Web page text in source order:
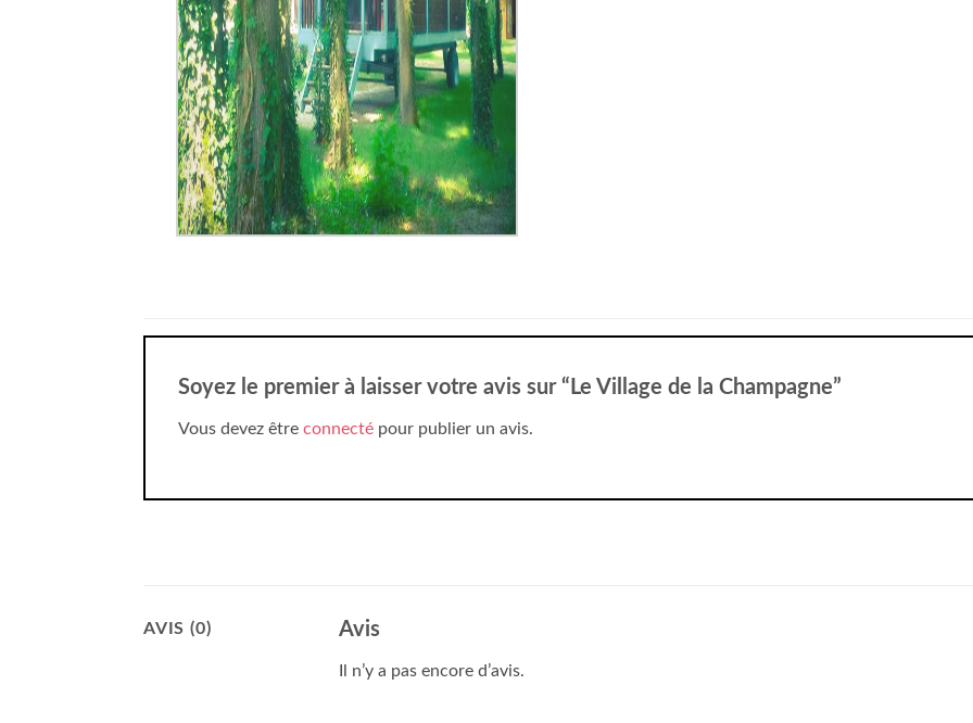
Soyez le premier à laisser votre avis sur “Le Village de la Champagne”
Vous devez être connecté pour publier un avis.
AVIS (0) Avis
Il n’y a pas encore d’avis.